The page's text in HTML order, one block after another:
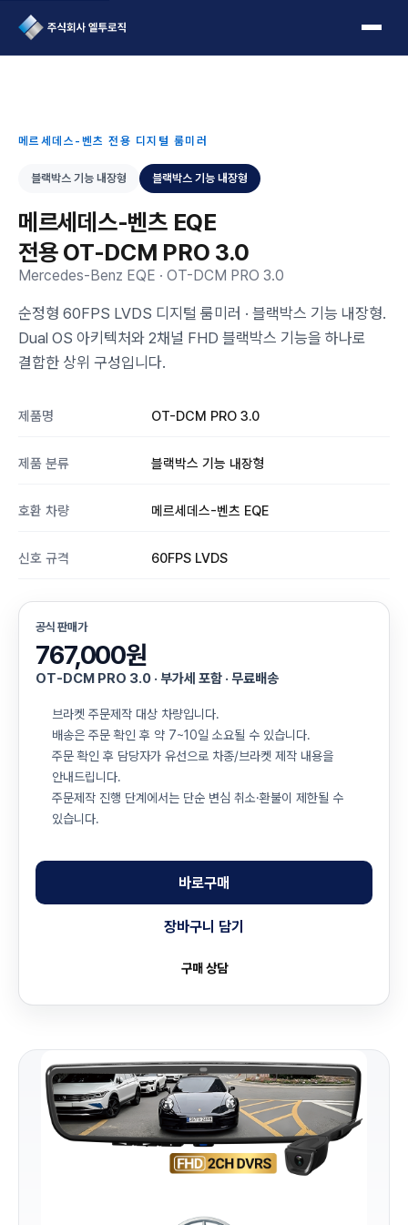
L2Logic 1onetake
메르세데스-벤츠 전용 디지털 룸미러
블랙박스 기능 내장형 블랙박스 기능 내장형
메르세데스-벤츠 EQE
전용 OT-DCM PRO 3.0
Mercedes-Benz EQE · OT-DCM PRO 3.0
순정형 60FPS LVDS 디지털 룸미러 · 블랙박스 기능 내장형.
Dual OS 아키텍처와 2채널 FHD 블랙박스 기능을 하나로
결합한 상위 구성입니다.
제품명 OT-DCM PRO 3.0
제품 분류 블랙박스 기능 내장형
호환 차량 메르세데스-벤츠 EQE
신호 규격 60FPS LVDS
공식 판매가
767,000원
OT-DCM PRO 3.0 · 부가세 포함 · 무료배송
브라켓 주문제작 대상 차량입니다.
배송은 주문 확인 후 약 7~10일 소요될 수 있습니다.
주문 확인 후 담당자가 유선으로 차종/브라켓 제작 내용을
안내드립니다.
주문제작 진행 단계에서는 단순 변심 취소·환불이 제한될 수
있습니다.
바로구매
장바구니 담기
구매 상담